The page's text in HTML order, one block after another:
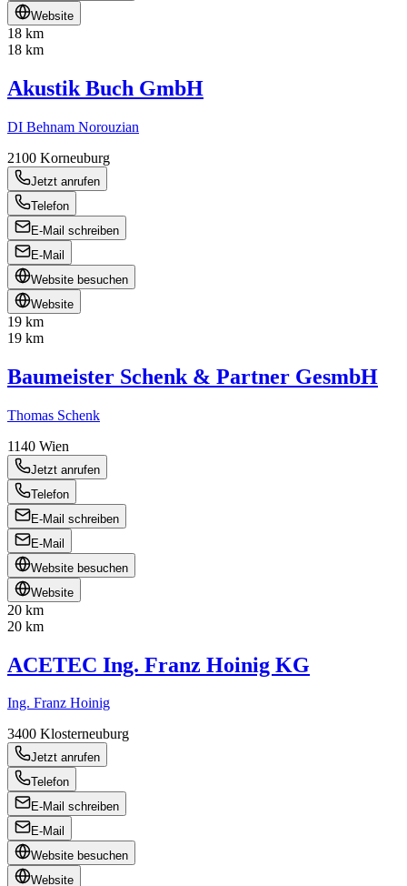
Website
18 km
18 km
Akustik Buch GmbH
DI Behnam Norouzian
2100 Korneuburg
Jetzt anrufen
Telefon
E-Mail schreiben
E-Mail
Website besuchen
Website
19 km
19 km
Baumeister Schenk & Partner GesmbH
Thomas Schenk
1140 Wien
Jetzt anrufen
Telefon
E-Mail schreiben
E-Mail
Website besuchen
Website
20 km
20 km
ACETEC Ing. Franz Hoinig KG
Ing. Franz Hoinig
3400 Klosterneuburg
Jetzt anrufen
Telefon
E-Mail schreiben
E-Mail
Website besuchen
Website